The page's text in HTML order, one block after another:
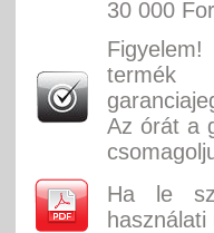
30 000
termék
Az órát a
Ha le